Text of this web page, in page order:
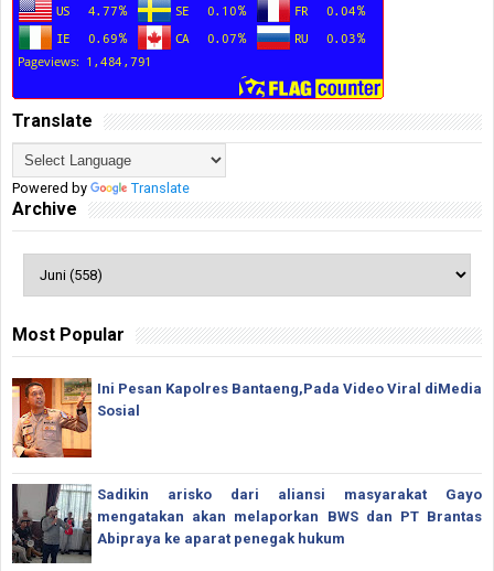
Translate
Powered by Translate
Archive
Most Popular
Ini Pesan Kapolres Bantaeng,Pada Video Viral diMedia
Sosial
Sadikin arisko dari aliansi masyarakat Gayo
mengatakan akan melaporkan BWS dan PT Brantas
Abipraya ke aparat penegak hukum